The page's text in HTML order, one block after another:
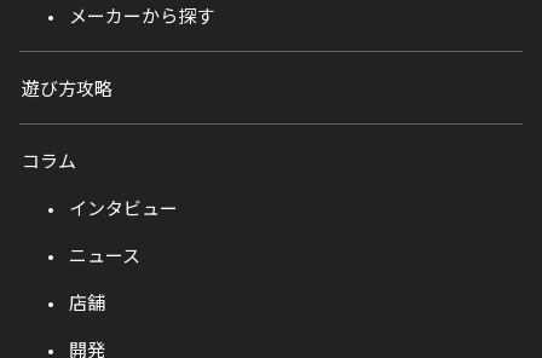
メーカーから探す
遊び方攻略
コラム
インタビュー
ニュース
店舗
開発